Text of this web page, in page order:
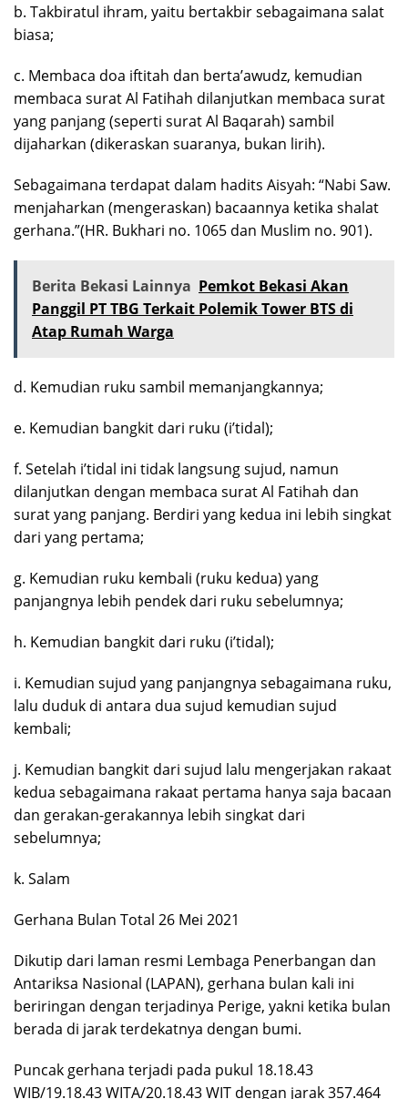
b. Takbiratul ihram, yaitu bertakbir sebagaimana salat
biasa;
c. Membaca doa iftitah dan berta’awudz, kemudian
membaca surat Al Fatihah dilanjutkan membaca surat
yang panjang (seperti surat Al Baqarah) sambil
dijaharkan (dikeraskan suaranya, bukan lirih).
Sebagaimana terdapat dalam hadits Aisyah: “Nabi Saw.
menjaharkan (mengeraskan) bacaannya ketika shalat
gerhana.”(HR. Bukhari no. 1065 dan Muslim no. 901).
Berita Bekasi Lainnya Pemkot Bekasi Akan
Panggil PT TBG Terkait Polemik Tower BTS di
Atap Rumah Warga
d. Kemudian ruku sambil memanjangkannya;
e. Kemudian bangkit dari ruku (i’tidal);
f. Setelah i’tidal ini tidak langsung sujud, namun
dilanjutkan dengan membaca surat Al Fatihah dan
surat yang panjang. Berdiri yang kedua ini lebih singkat
dari yang pertama;
g. Kemudian ruku kembali (ruku kedua) yang
panjangnya lebih pendek dari ruku sebelumnya;
h. Kemudian bangkit dari ruku (i’tidal);
i. Kemudian sujud yang panjangnya sebagaimana ruku,
lalu duduk di antara dua sujud kemudian sujud
kembali;
j. Kemudian bangkit dari sujud lalu mengerjakan rakaat
kedua sebagaimana rakaat pertama hanya saja bacaan
dan gerakan-gerakannya lebih singkat dari
sebelumnya;
k. Salam
Gerhana Bulan Total 26 Mei 2021
Dikutip dari laman resmi Lembaga Penerbangan dan
Antariksa Nasional (LAPAN), gerhana bulan kali ini
beriringan dengan terjadinya Perige, yakni ketika bulan
berada di jarak terdekatnya dengan bumi.
Puncak gerhana terjadi pada pukul 18.18.43
WIB/19.18.43 WITA/20.18.43 WIT dengan jarak 357.464